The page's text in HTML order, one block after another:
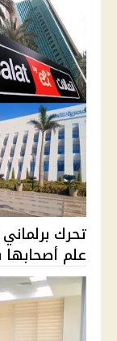
تحرك
علم